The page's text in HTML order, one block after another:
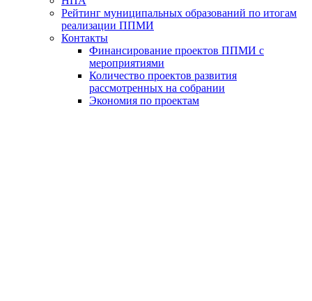
Рейтинг муниципальных образований по итогам
реализации ППМИ
Контакты
Финансирование проектов ППМИ с
мероприятиями
Количество проектов развития
рассмотренных на собрании
Экономия по проектам